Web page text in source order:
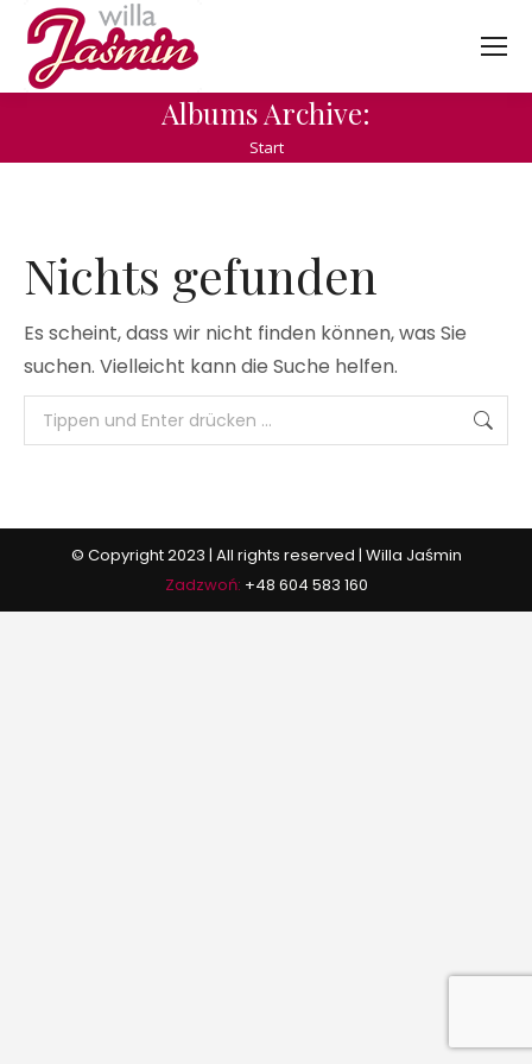
Albums Archive:
Sie befinden sich hier:
Start
Nichts gefunden
Es scheint, dass wir nicht finden können, was Sie
suchen. Vielleicht kann die Suche helfen.
Search:
© Copyright 2023 | All rights reserved | Willa Jaśmin
Zadzwoń: +48 604 583 160